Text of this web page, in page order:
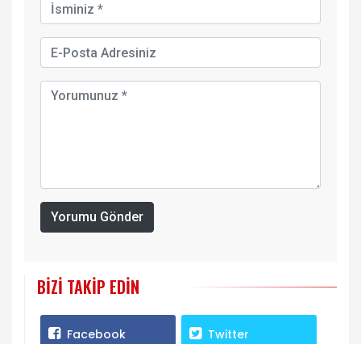
Yorumu Gönder
BIZI TAKIP EDIN
Facebook Twitter